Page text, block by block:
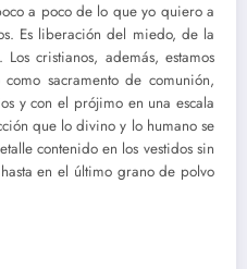
a poco de lo que yo quiero a
Es liberación del miedo, de la
. Los cristianos, además, estamos
sacramento de comunión,
y con el prójimo en una escala
que lo divino y lo humano se
contenido en los vestidos sin
en el último grano de polvo